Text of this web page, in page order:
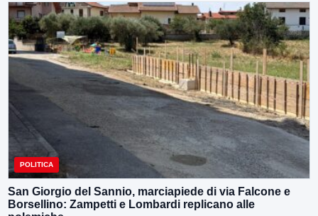
POLITICA
San Giorgio del Sannio, marciapiede di via Falcone e
Borsellino: Zampetti e Lombardi replicano alle